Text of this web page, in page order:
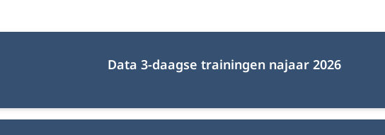
Data 3-daagse trainingen najaar 2026